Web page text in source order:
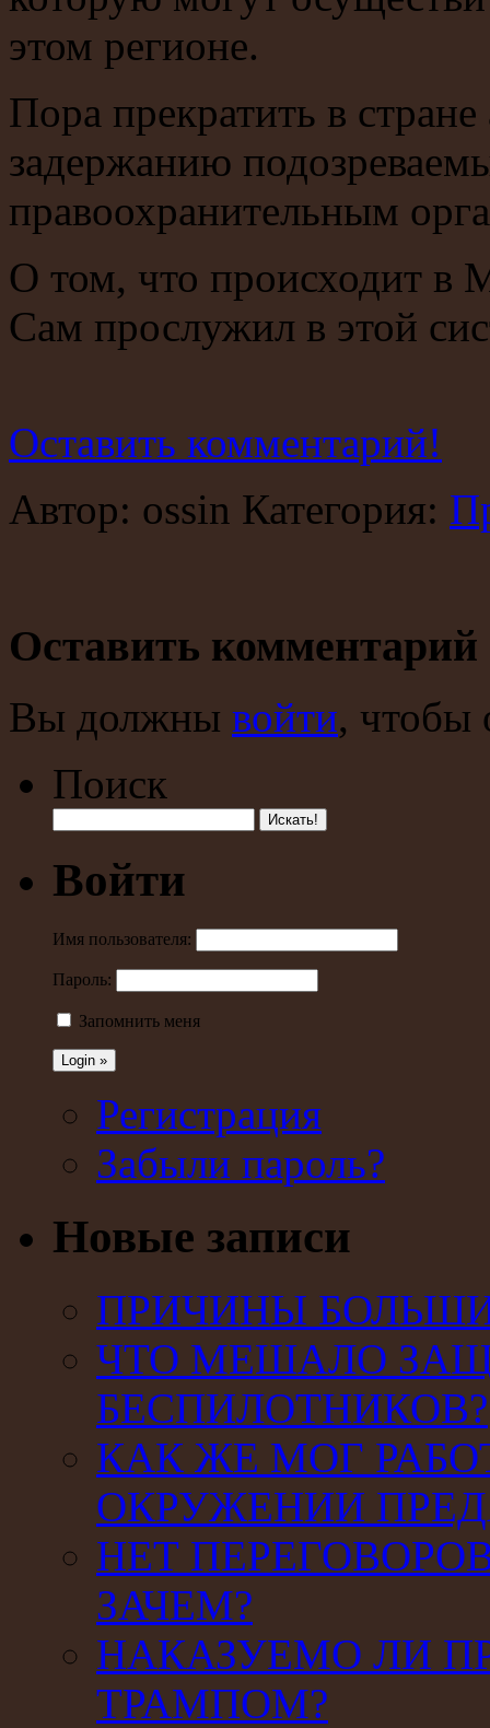
этом регионе.
Пора прекратить в
задержанию
правоохранительным
О том, что происходит
Сам прослужил в этой
Оставить комментарий!
Автор: ossin Категория:
Оставить комментарий
Вы должны войти, чтобы
Поиск
Войти
Имя пользователя:
Пароль:
Запомнить меня
Регистрация
Забыли пароль?
Новые записи
ПРИЧИНЫ
ЧТО МЕШАЛО
БЕСПИЛОТНИКОВ?
КАК ЖЕ МОГ
ОКРУЖЕНИИ
НЕТ
ЗАЧЕМ?
НАКАЗУЕМО ЛИ
ТРАМПОМ?